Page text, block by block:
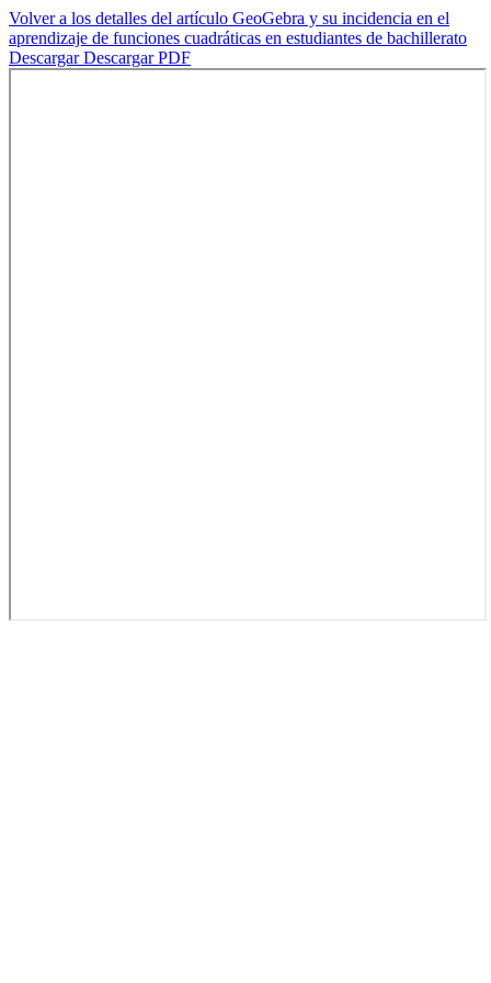
Volver a los detalles del artículo GeoGebra y su incidencia en el
aprendizaje de funciones cuadráticas en estudiantes de bachillerato
DescargarDescargar PDF